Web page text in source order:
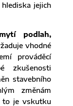
jejich
podlah,
vhodné
prováděcí
zkušenosti
stavebního
změnám
to je vskutku